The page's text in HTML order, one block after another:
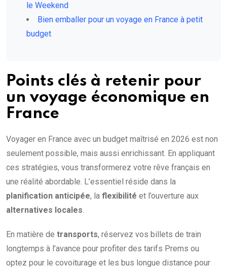
le Weekend
Bien emballer pour un voyage en France à petit
budget
Points clés à retenir pour
un voyage économique en
France
Voyager en France avec un budget maîtrisé en 2026 est non
seulement possible, mais aussi enrichissant. En appliquant
ces stratégies, vous transformerez votre rêve français en
une réalité abordable. L’essentiel réside dans la
planification anticipée, la flexibilité et l’ouverture aux
alternatives locales.
En matière de transports, réservez vos billets de train
longtemps à l’avance pour profiter des tarifs Prems ou
optez pour le covoiturage et les bus longue distance pour